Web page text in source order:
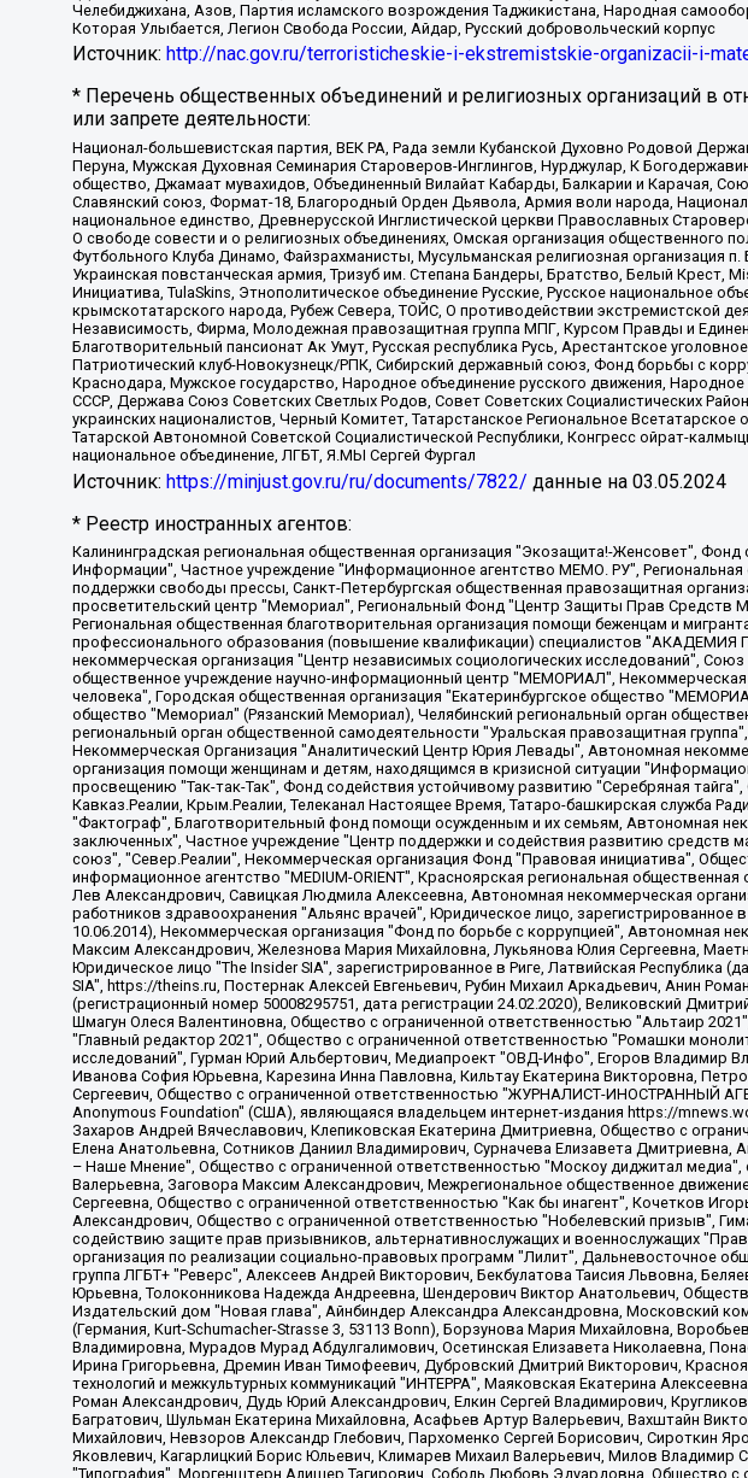
Челебиджихана, Азов, Партия исламского возрождения Таджикистана, Народная
Которая Улыбается, Легион Свобода России, Айдар, Русский добровольческий корпус
Источник: http://nac.gov.ru/terroristicheskie-i-ekstremistskie-organizacii-i-
* Перечень общественных объединений и религиозных организаций в
или запрете деятельности:
Национал-большевистская партия, ВЕК РА, Рада земли Кубанской Духовно Родовой
Перуна, Мужская Духовная Семинария Староверов-Инглингов, Нурджулар, К
общество, Джамаат мувахидов, Объединенный Вилайат Кабарды, Балкарии и Карачая,
Славянский союз, Формат-18, Благородный Орден Дьявола, Армия воли народа,
национальное единство, Древнерусской Инглистической церкви Православных
О свободе совести и о религиозных объединениях, Омская организация общественного
Футбольного Клуба Динамо, Файзрахманисты, Мусульманская религиозная
Украинская повстанческая армия, Тризуб им. Степана Бандеры, Братство, Белый Крест,
Инициатива, TulaSkins, Этнополитическое объединение Русские, Русское национальное
крымскотатарского народа, Рубеж Севера, ТОЙС, О противодействии экстремистской
Независимость, Фирма, Молодежная правозащитная группа МПГ, Курсом Правды и
Благотворительный пансионат Ак Умут, Русская республика Русь, Арестантское
Патриотический клуб-Новокузнецк/РПК, Сибирский державный союз, Фонд борьбы с
Краснодара, Мужское государство, Народное объединение русского движения,
СССР, Держава Союз Советских Светлых Родов, Совет Советских Социалистических
украинских националистов, Черный Комитет, Татарстанское Региональное
Татарской Автономной Советской Социалистической Республики, Конгресс ойрат-
национальное объединение, ЛГБТ, Я.МЫ Сергей Фургал
Источник: https://minjust.gov.ru/ru/documents/7822/ данные на 03.05.2024
* Реестр иностранных агентов:
Калининградская региональная общественная организация "Экозащита!-Женсовет", Фонд содействия защите прав и свобод граждан "Общественный вердикт", Фонд "Институт Развития Свободы Информации", Частное учреждение "Информационное агентство МЕМО. РУ", Региональная общественная организация "Общественная комиссия по сохранению наследия академика Сахарова", Фонд поддержки свободы прессы, Санкт-Петербургская общественная правозащитная организация "Гражданский контроль", Межрегиональная общественная организация "Информационно-просветительский центр "Мемориал", Региональный Фонд "Центр Защиты Прав Средств Массовой Информации", с 05.12.2023 Фонд "Центр Защиты Прав Средств массовой информации", Региональная общественная благотворительная организация помощи беженцам и мигрантам "Гражданское содействие", Негосударственное образовательное учреждение дополнительного профессионального образования (повышение квалификации) специалистов "АКАДЕМИЯ ПО ПРАВАМ ЧЕЛОВЕКА", Свердловская региональная общественная организация "Сутяжник", Автономная некоммерческая организация "Центр независимых социологических исследований", Союз общественных объединений "Российский исследовательский центр по правам человека", Региональное общественное учреждение научно-информационный центр "МЕМОРИАЛ", Некоммерческая организация "Фонд защиты гласности", Автономная некоммерческая организация "Институт прав человека", Городская общественная организация "Екатеринбургское общество "МЕМОРИАЛ", Городская общественная организация "Рязанское историко-просветительское и правозащитное общество "Мемориал" (Рязанский Мемориал), Челябинский региональный орган общественной самодеятельности – женское общественное объединение "Женщины Евразии", Челябинский региональный орган общественной самодеятельности "Уральская правозащитная группа", Фонд содействия защите здоровья и социальной справедливости имени Андрея Рылькова, Автономная Некоммерческая Организация "Аналитический Центр Юрия Левады", Автономная некоммерческая организация социальной поддержки населения "Проект Апрель", Региональная общественная организация помощи женщинам и детям, находящимся в кризисной ситуации "Информационно-методический центр "Анна", Фонд содействия развитию массовых коммуникаций и правовому просвещению "Так-так-Так", Фонд содействия устойчивому развитию "Серебряная тайга", Свердловский региональный общественный фонд социальных проектов "Новое время", "Idel.Реалии", Кавказ.Реалии, Крым.Реалии, Телеканал Настоящее Время, Татаро-башкирская служба Радио Свобода (Azatliq Radiosi), Радио Свободная Европа/Радио Свобода (PCE/PC), "Сибирь.Реалии", "Фактограф", Благотворительный фонд помощи осужденным и их семьям, Автономная некоммерческая организация "Институт глобализации и социальных движений", Фонд "В защиту прав заключенных", Частное учреждение "Центр поддержки и содействия развитию средств массовой информации", Пензенский региональный общественный благотворительный фонд "Гражданский союз", "Север.Реалии", Некоммерческая организация Фонд "Правовая инициатива", Общество с ограниченной ответственностью "Радио Свободная Европа/Радио Свобода", Чешское информационное агентство "MEDIUM-ORIENT", Красноярская региональная общественная организация "Мы против СПИДа", Камалягин Денис Николаевич, Маркелов Сергей Евгеньевич, Пономарев Лев Александрович, Савицкая Людмила Алексеевна, Автономная некоммерческая организация "Центр по работе с проблемой насилия "НАСИЛИЮ.НЕТ", Межрегиональный профессиональный союз работников здравоохранения "Альянс врачей", Юридическое лицо, зарегистрированное в Латвийской Республике, SIA "Medusa Project" (регистрационный номер 40103797863, дата регистрации 10.06.2014), Некоммерческая организация "Фонд по борьбе с коррупцией", Автономная некоммерческая организация "Институт права и публичной политики", Баданин Роман Сергеевич, Гликин Максим Александрович, Железнова Мария Михайловна, Лукьянова Юлия Сергеевна, Маетная Елизавета Витальевна, Маняхин Петр Борисович, Чуракова Ольга Владимировна, Ярош Юлия Петровна, Юридическое лицо "The Insider SIA", зарегистрированное в Риге, Латвийская Республика (дата регистрации 26.06.2015), являющееся администратором доменного имени интернет-издания "The Insider SIA", https://theins.ru, Постернак Алексей Евгеньевич, Рубин Михаил Аркадьевич, Анин Роман Александрович, Юридическое лицо Istories fonds, зарегистрированное в Латвийской Республике (регистрационный номер 50008295751, дата регистрации 24.02.2020), Великовский Дмитрий Александрович, Долинина Ирина Николаевна,